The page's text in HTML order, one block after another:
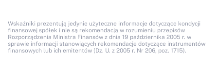
Wskaźniki prezentują jedynie użyteczne informacje dotyczące kondycji
finansowej spółek i nie są rekomendacją w rozumieniu przepisów
Rozporządzenia Ministra Finansów z dnia 19 października 2005 r. w
sprawie informacji stanowiących rekomendacje dotyczące instrumentów
finansowych lub ich emitentów (Dz. U. z 2005 r. Nr 206, poz. 1715).